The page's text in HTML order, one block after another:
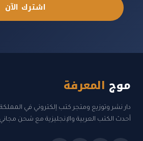
اشترك الآن
موج المعرفة
دار نشر وتوزيع ومتجر كتب إلكتروني في المملكة
أحدث الكتب العربية والإنجليزية مع شحن